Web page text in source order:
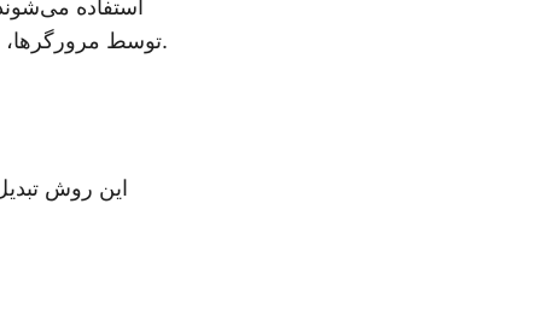
فایل‌های SVG توسط مرورگرها، ابزارهای طراحی گرافیک و برنامه‌های موبایل پشتیبانی می‌شوند.
این روش